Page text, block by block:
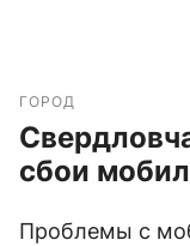
ГОРОД
сбои
Проблемы с